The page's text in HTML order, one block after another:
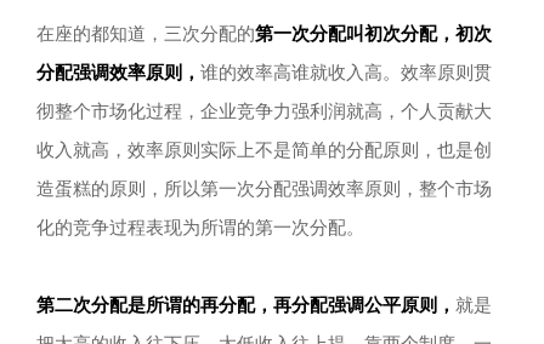
在座的都知道，三次分配的第一次分配叫初次分配， 初次
分配强调效率原则， 谁的效率高谁就收入高。效率原则贯
彻整个市场化过程，企业竞争力强利润就高，个人贡献大
收入就高，效率原则实际上不是简单的分配原则，也是创
造蛋糕的原则，所以第一次分配强调效率原则，整个市场
化的竞争过程表现为所谓的第一次分配。
第二次分配是所谓的再分配， 再分配强调公平原则， 就是